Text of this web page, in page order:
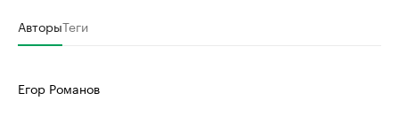
АвторыТеги
Егор Романов